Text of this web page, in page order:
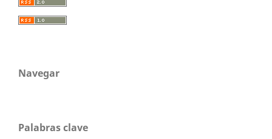
Navegar
Palabras clave